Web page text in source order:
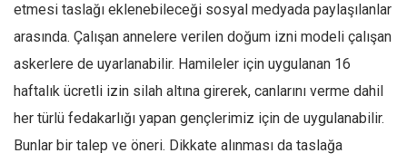
Avrupa
Asya
Afrika
İslam Dünyası
etmesi taslağı eklenebileceği sosyal medyada paylaşılanlar
arasında. Çalışan annelere verilen doğum izni modeli çalışan
askerlere de uyarlanabilir. Hamileler için uygulanan 16
haftalık ücretli izin silah altına girerek, canlarını verme dahil
her türlü fedakarlığı yapan gençlerimiz için de uygulanabilir.
Bunlar bir talep ve öneri. Dikkate alınması da taslağa